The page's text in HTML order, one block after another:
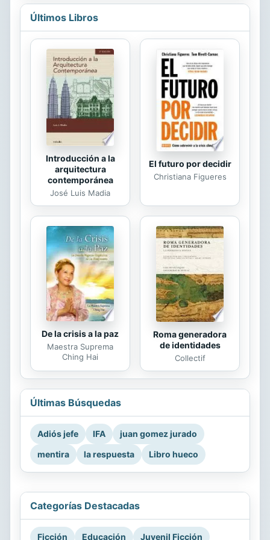
calidad que se generan en ella. Sin
embargo, a menudo hacemos caso
omiso a estos conocimientos y
ponemos en riesgo la salud física y
mental de nuestros bebés, los
ciudadanos del futuro. ¿Qué
alternativas tiene una familia a la
hora de decidir sobre el cuidado de
un bebé? ¿Es la guardería la mejor
opción? El libro es una...
Últimos Libros
Introducción a la
arquitectura
contemporánea
José Luis Madia
El futuro por decidir
Christiana Figueres
De la crisis a la paz
Maestra Suprema
Ching Hai
Roma generadora
de identidades
Collectif
Últimas Búsquedas
Adiós jefe IFA
juan gomez jurado
mentira
la respuesta Libro hueco
Categorías Destacadas
Ficción Educación Juvenil Ficción